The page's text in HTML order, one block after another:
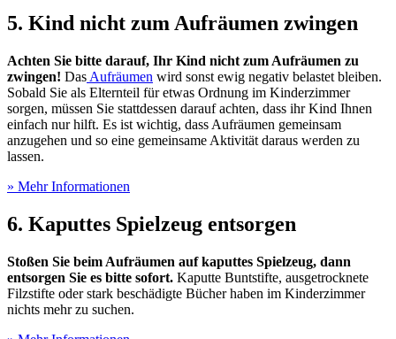
5. Kind nicht zum Aufräumen zwingen
Achten Sie bitte darauf, Ihr Kind nicht zum Aufräumen zu
zwingen! Das Aufräumen wird sonst ewig negativ belastet bleiben.
Sobald Sie als Elternteil für etwas Ordnung im Kinderzimmer
sorgen, müssen Sie stattdessen darauf achten, dass ihr Kind Ihnen
einfach nur hilft. Es ist wichtig, dass Aufräumen gemeinsam
anzugehen und so eine gemeinsame Aktivität daraus werden zu
lassen.
» Mehr Informationen
6. Kaputtes Spielzeug entsorgen
Stoßen Sie beim Aufräumen auf kaputtes Spielzeug, dann
entsorgen Sie es bitte sofort. Kaputte Buntstifte, ausgetrocknete
Filzstifte oder stark beschädigte Bücher haben im Kinderzimmer
nichts mehr zu suchen.